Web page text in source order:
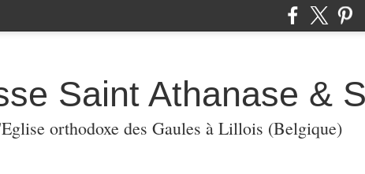
Saint Athanase &
orthodoxe des Gaules à Lillois (Belgique)